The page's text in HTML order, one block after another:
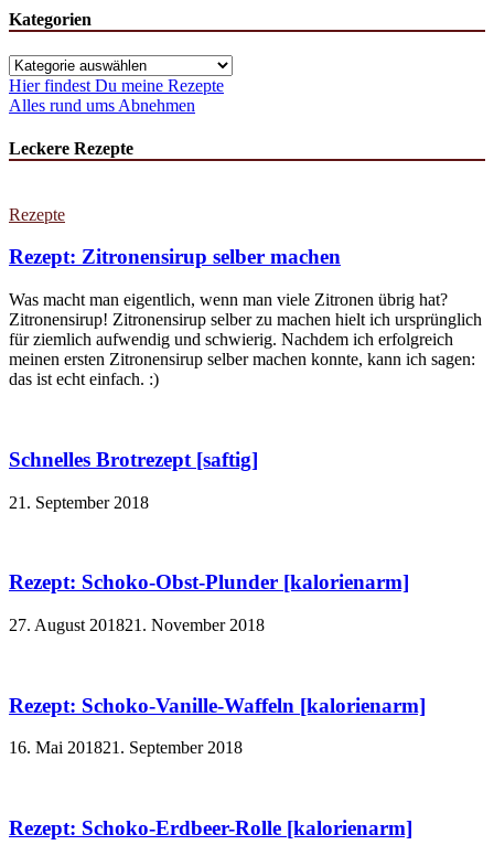
Kategorien
Kategorien
Hier findest Du meine Rezepte
Alles rund ums Abnehmen
Leckere Rezepte
Rezepte
Rezept: Zitronensirup selber machen
Was macht man eigentlich, wenn man viele Zitronen übrig hat?
Zitronensirup! Zitronensirup selber zu machen hielt ich ursprünglich
für ziemlich aufwendig und schwierig. Nachdem ich erfolgreich
meinen ersten Zitronensirup selber machen konnte, kann ich sagen:
das ist echt einfach. :)
Schnelles Brotrezept [saftig]
21. September 2018
Rezept: Schoko-Obst-Plunder [kalorienarm]
27. August 201821. November 2018
Rezept: Schoko-Vanille-Waffeln [kalorienarm]
16. Mai 201821. September 2018
Rezept: Schoko-Erdbeer-Rolle [kalorienarm]